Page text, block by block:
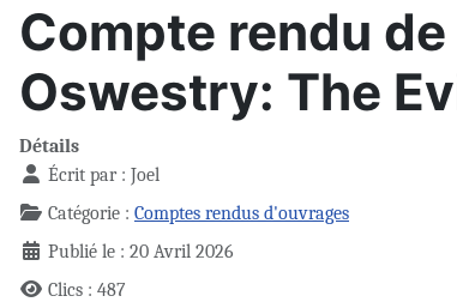
Compte rendu
Oswestry: The
Détails
Écrit par : Joel
Catégorie : Comptes rendus d'ouvrages
Publié le : 20 Avril 2026
Clics : 487